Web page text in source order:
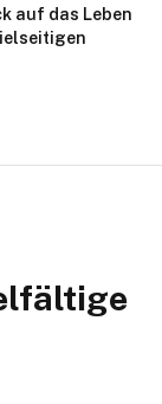
auf das Leben